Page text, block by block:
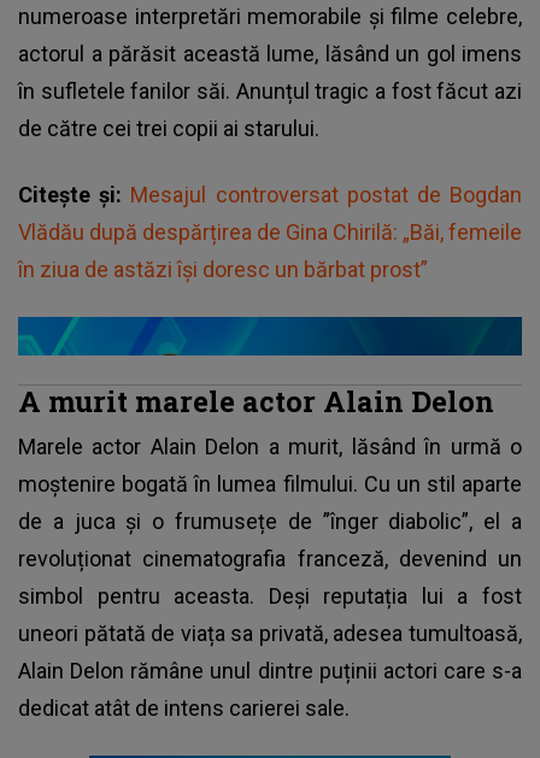
numeroase interpretări memorabile și filme celebre,
actorul a părăsit această lume, lăsând un gol imens
în sufletele fanilor săi. Anunțul tragic a fost făcut azi
de către cei trei copii ai starului.
Citește și: Mesajul controversat postat de Bogdan
Vlădău după despărțirea de Gina Chirilă: „Băi, femeile
în ziua de astăzi își doresc un bărbat prost”
A murit marele actor Alain Delon
Marele actor Alain Delon a murit, lăsând în urmă o
moștenire bogată în lumea filmului. Cu un stil aparte
de a juca și o frumusețe de ”înger diabolic”, el a
revoluționat cinematografia franceză, devenind un
simbol pentru aceasta. Deși reputația lui a fost
uneori pătată de viața sa privată, adesea tumultoasă,
Alain Delon rămâne unul dintre puținii actori care s-a
dedicat atât de intens carierei sale.